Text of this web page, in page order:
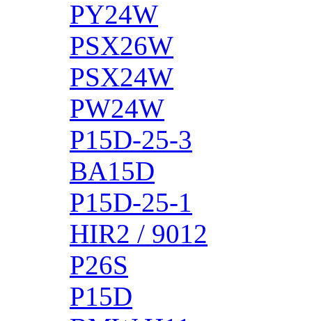
PY24W
PSX26W
PSX24W
PW24W
P15D-25-3
BA15D
P15D-25-1
HIR2 / 9012
P26S
P15D